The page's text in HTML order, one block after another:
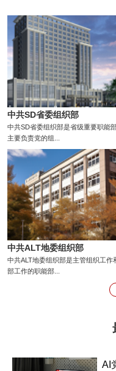
中共SD省委组织部
中共SD省委组织部是省级重要职能部
主要负责党的组...
中共ALT地委组织部
中共ALT地委组织部是主管组织工作
部工作的职能部...
AI